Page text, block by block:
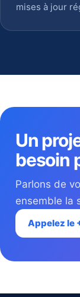
mises à jour
Un
besoin
Parlons de
ensemble la
Appelez le